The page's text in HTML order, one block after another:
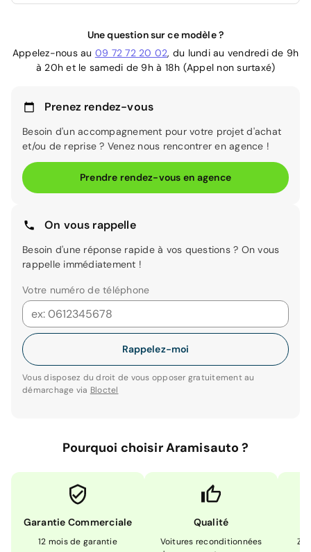
Une question sur ce modèle ?
Appelez-nous au 09 72 72 20 02, du lundi au vendredi de 9h
à 20h et le samedi de 9h à 18h (Appel non surtaxé)
Prenez rendez-vous
Besoin d'un accompagnement pour votre projet d'achat
et/ou de reprise ? Venez nous rencontrer en agence !
Prendre rendez-vous en agence
On vous rappelle
Besoin d'une réponse rapide à vos questions ? On vous
rappelle immédiatement !
Votre numéro de téléphone
Rappelez-moi
Vous disposez du droit de vous opposer gratuitement au
démarchage via Bloctel
Pourquoi choisir Aramisauto ?
Garantie Commerciale
12 mois de garantie
Qualité
Voitures reconditionnées